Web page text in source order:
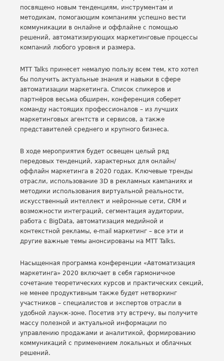
посвящено новым тенденциям, инструментам и
методикам, помогающим компаниям успешно вести
коммуникации в онлайне и оффлайне с помощью
решений, автоматизирующих маркетинговые процессы
компаний любого уровня и размера.
MTT Talks принесет немалую пользу всем тем, кто хотел
бы получить актуальные знания и навыки в сфере
автоматизации маркетинга. Список спикеров и
партнёров весьма обширен, конференция соберет
команду настоящих профессионалов – из лучших
маркетинговых агентств и сервисов, а также
представителей среднего и крупного бизнеса.
В ходе мероприятия будет освещен целый ряд
передовых тенденций, характерных для онлайн/
оффлайн маркетинга в 2020 годах. Ключевые тренды
отрасли, использование 3D в рекламных кампаниях и
методики использования виртуальной реальности,
искусственный интеллект и нейронные сети, CRM и
возможности интеграций, сегментация аудитории,
работа с BigData, автоматизация медийной и
контекстной рекламы, e-mail маркетинг – все эти и
другие важные темы анонсированы на MTT Talks.
Насыщенная программа конференции «Автоматизация
маркетинга» 2020 включает в себя гармоничное
сочетание теоретических курсов и практических секций,
не менее продуктивным также будет нетворкинг
участников – специалистов и экспертов отрасли в
удобной лаунж-зоне. Посетив эту встречу, вы получите
массу полезной и актуальной информации по
управлению продажами и аналитикой, формированию
коммуникаций с применением локальных и облачных
решений.